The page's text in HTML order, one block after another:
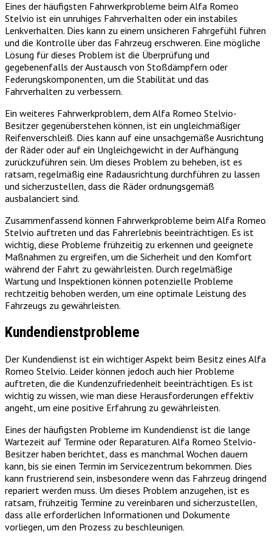
Eines der häufigsten Fahrwerkprobleme beim Alfa Romeo
Stelvio ist ein unruhiges Fahrverhalten oder ein instabiles
Lenkverhalten. Dies kann zu einem unsicheren Fahrgefühl führen
und die Kontrolle über das Fahrzeug erschweren. Eine mögliche
Lösung für dieses Problem ist die Überprüfung und
gegebenenfalls der Austausch von Stoßdämpfern oder
Federungskomponenten, um die Stabilität und das
Fahrverhalten zu verbessern.
Ein weiteres Fahrwerkproblem, dem Alfa Romeo Stelvio-
Besitzer gegenüberstehen können, ist ein ungleichmäßiger
Reifenverschleiß. Dies kann auf eine unsachgemäße Ausrichtung
der Räder oder auf ein Ungleichgewicht in der Aufhängung
zurückzuführen sein. Um dieses Problem zu beheben, ist es
ratsam, regelmäßig eine Radausrichtung durchführen zu lassen
und sicherzustellen, dass die Räder ordnungsgemäß
ausbalanciert sind.
Zusammenfassend können Fahrwerkprobleme beim Alfa Romeo
Stelvio auftreten und das Fahrerlebnis beeinträchtigen. Es ist
wichtig, diese Probleme frühzeitig zu erkennen und geeignete
Maßnahmen zu ergreifen, um die Sicherheit und den Komfort
während der Fahrt zu gewährleisten. Durch regelmäßige
Wartung und Inspektionen können potenzielle Probleme
rechtzeitig behoben werden, um eine optimale Leistung des
Fahrzeugs zu gewährleisten.
Kundendienstprobleme
Der Kundendienst ist ein wichtiger Aspekt beim Besitz eines Alfa
Romeo Stelvio. Leider können jedoch auch hier Probleme
auftreten, die die Kundenzufriedenheit beeinträchtigen. Es ist
wichtig zu wissen, wie man diese Herausforderungen effektiv
angeht, um eine positive Erfahrung zu gewährleisten.
Eines der häufigsten Probleme im Kundendienst ist die lange
Wartezeit auf Termine oder Reparaturen. Alfa Romeo Stelvio-
Besitzer haben berichtet, dass es manchmal Wochen dauern
kann, bis sie einen Termin im Servicezentrum bekommen. Dies
kann frustrierend sein, insbesondere wenn das Fahrzeug dringend
repariert werden muss. Um dieses Problem anzugehen, ist es
ratsam, frühzeitig Termine zu vereinbaren und sicherzustellen,
dass alle erforderlichen Informationen und Dokumente
vorliegen, um den Prozess zu beschleunigen.